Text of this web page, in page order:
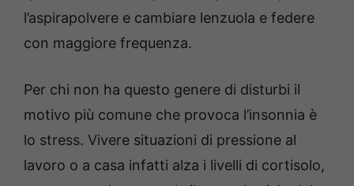
l’aspirapolvere e cambiare lenzuola e federe
con maggiore frequenza.
Per chi non ha questo genere di disturbi il
motivo più comune che provoca l’insonnia è
lo stress. Vivere situazioni di pressione al
lavoro o a casa infatti alza i livelli di cortisolo,